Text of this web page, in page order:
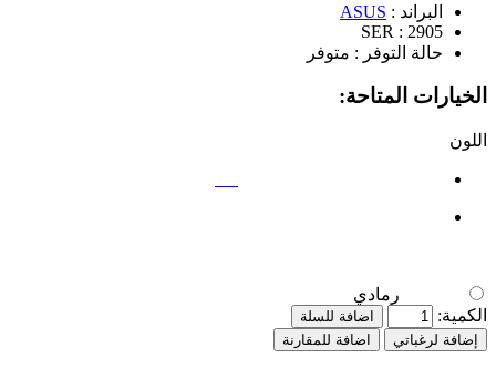
البراند : ASUS
SER : 2905
حالة التوفر : متوفر
الخيارات المتاحة:
اللون
رمادي
الكمية:
اضافة للسلة
إضافة لرغباتي
اضافة للمقارنة